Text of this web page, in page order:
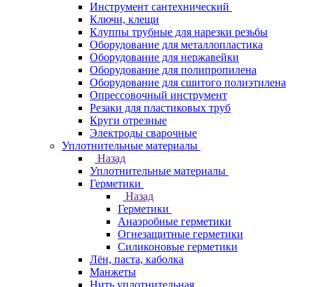
Инструмент сантехнический
Ключи, клещи
Клуппы трубные для нарезки резьбы
Оборудование для металлопластика
Оборудование для нержавейки
Оборудование для полипропилена
Оборудование для сшитого полиэтилена
Опрессовочный инструмент
Резаки для пластиковых труб
Круги отрезные
Электроды сварочные
Уплотнительные материалы
Назад
Уплотнительные материалы
Герметики
Назад
Герметики
Анаэробные герметики
Огнезащитные герметики
Силиконовые герметики
Лён, паста, каболка
Манжеты
Нить уплотнительная